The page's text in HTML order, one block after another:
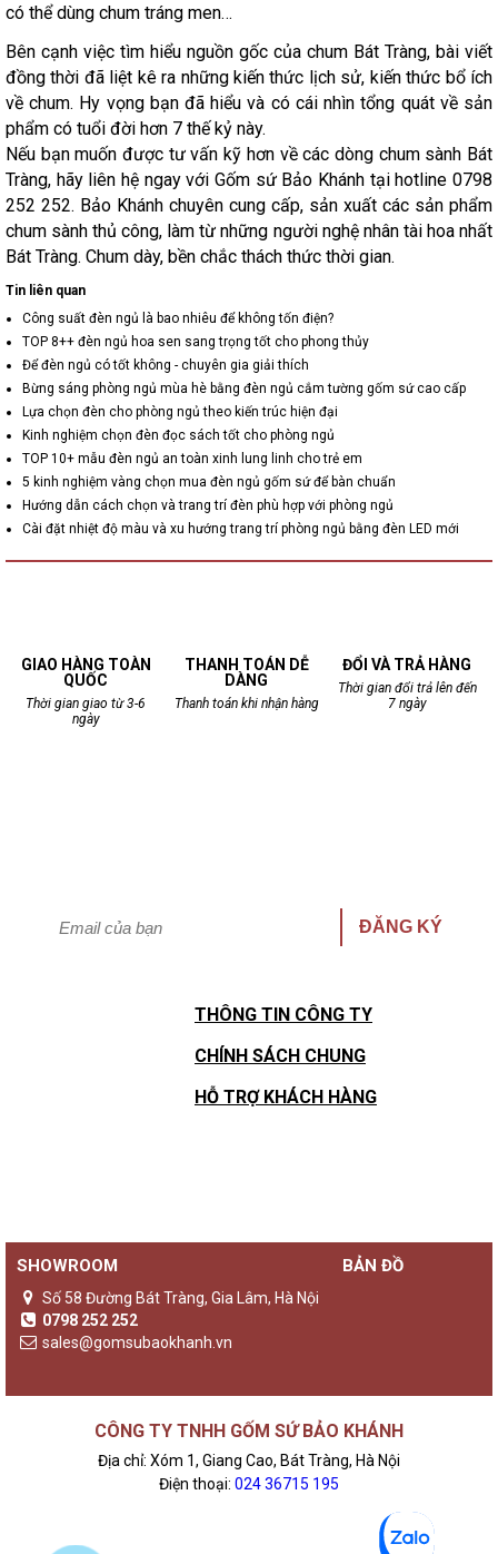
có thể dùng chum tráng men…
Bên cạnh việc tìm hiểu nguồn gốc của chum Bát Tràng, bài viết
đồng thời đã liệt kê ra những kiến thức lịch sử, kiến thức bổ ích
về chum. Hy vọng bạn đã hiểu và có cái nhìn tổng quát về sản
phẩm có tuổi đời hơn 7 thế kỷ này.
Nếu bạn muốn được tư vấn kỹ hơn về các dòng chum sành Bát
Tràng, hãy liên hệ ngay với Gốm sứ Bảo Khánh tại hotline 0798
252 252. Bảo Khánh chuyên cung cấp, sản xuất các sản phẩm
chum sành thủ công, làm từ những người nghệ nhân tài hoa nhất
Bát Tràng. Chum dày, bền chắc thách thức thời gian.
Tin liên quan
Công suất đèn ngủ là bao nhiêu để không tốn điện?
TOP 8++ đèn ngủ hoa sen sang trọng tốt cho phong thủy
Để đèn ngủ có tốt không - chuyên gia giải thích
Bừng sáng phòng ngủ mùa hè bằng đèn ngủ cắm tường gốm sứ cao cấp
Lựa chọn đèn cho phòng ngủ theo kiến trúc hiện đại
Kinh nghiệm chọn đèn đọc sách tốt cho phòng ngủ
TOP 10+ mẫu đèn ngủ an toàn xinh lung linh cho trẻ em
5 kinh nghiệm vàng chọn mua đèn ngủ gốm sứ để bàn chuẩn
Hướng dẫn cách chọn và trang trí đèn phù hợp với phòng ngủ
Cài đặt nhiệt độ màu và xu hướng trang trí phòng ngủ bằng đèn LED mới
GIAO HÀNG TOÀN
QUỐC
Thời gian giao từ 3-6
ngày
THANH TOÁN DỄ
DÀNG
Thanh toán khi nhận hàng
ĐỔI VÀ TRẢ HÀNG
Thời gian đổi trả lên đến
7 ngày
ĐĂNG KÝ
THÔNG TIN CÔNG TY
CHÍNH SÁCH CHUNG
HỖ TRỢ KHÁCH HÀNG
SHOWROOM
Số 58 Đường Bát Tràng, Gia Lâm, Hà Nội
0798 252 252
sales@gomsubaokhanh.vn
BẢN ĐỒ
CÔNG TY TNHH GỐM SỨ BẢO KHÁNH
Địa chỉ: Xóm 1, Giang Cao, Bát Tràng, Hà Nội
Điện thoại: 024 36715 195